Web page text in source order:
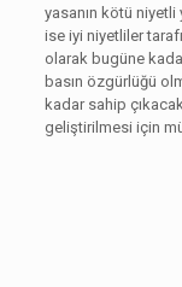
yasanın kötü
ise iyi niyetliler
olarak bugüne
basın özgürlüğü
kadar sahip
geliştirilmesi için